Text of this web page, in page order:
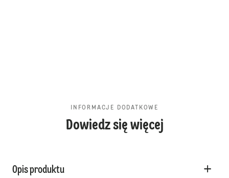
INFORMACJE DODATKOWE
Dowiedz się więcej
Opis produktu